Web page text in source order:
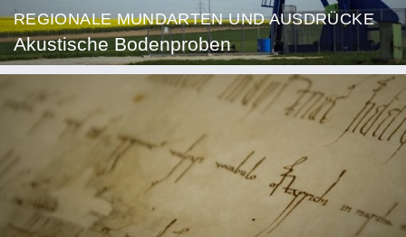
REGIONALE MUNDARTEN UND AUSDRÜCKE
Akustische Bodenproben